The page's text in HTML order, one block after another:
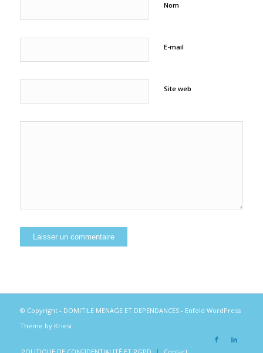
Nom
E-mail
Site web
© Copyright - DOMITILE MENAGE ET DEPENDANCES- Enfold WordPress
Theme by Kriesi